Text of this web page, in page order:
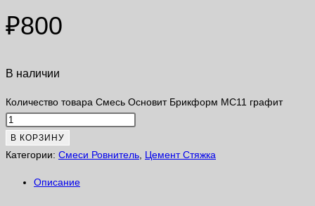
₽800
В наличии
Количество товара Смесь Основит Брикформ МС11 графит
В КОРЗИНУ
Категории: Смеси Ровнитель Цемент Стяжка
Описание